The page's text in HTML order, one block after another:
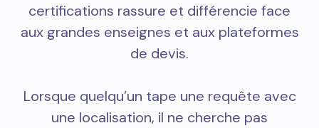
certifications rassure et différencie face
aux grandes enseignes et aux plateformes
de devis.
Lorsque quelqu’un tape une requête avec
une localisation, il ne cherche pas